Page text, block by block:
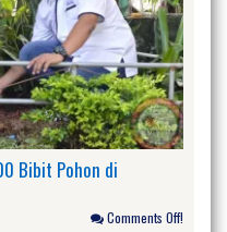
Bibit Pohon di
Comments Off!